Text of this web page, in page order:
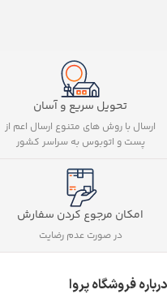
تحویل سریع و آسان
ارسال با روش های متنوع ارسال اعم از
پست و اتوبوس به سراسر کشور
امکان مرجوع کردن سفارش
در صورت عدم رضایت
درباره فروشگاه پروا